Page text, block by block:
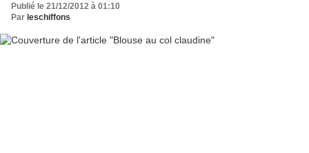
Publié le 21/12/2012 à 01:10
Par leschiffons